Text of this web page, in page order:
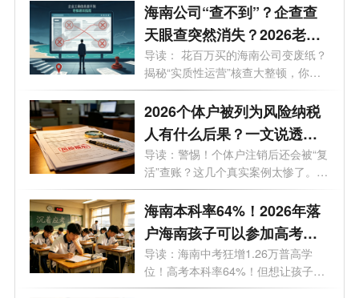
海南公司“查不到”？企查查
天眼查突然消失？2026老板
必看的工商屏蔽避坑与解除
指南！
导读： 花百万买的海南公司变废纸？
揭秘“实质性运营”核查大整顿，你
的...
2026个体户被列为风险纳税
人有什么后果？一文说透原
因与解除办法
导读：警惕！个体户注销后还会被“复
活”查账？这几个真实案例太惨了。
最...
海南本科率64%！2026年落
户海南孩子可以参加高考
吗？答案来了！
导读：海南中考狂增1.26万普高学
位！高考本科率64%！但想让孩子来
海南高考...